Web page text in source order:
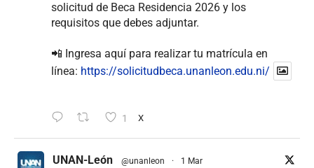
solicitud de Beca Residencia 2026 y los
requisitos que debes adjuntar.
📲 Ingresa aquí para realizar tu matrícula en
línea: https://solicitudbeca.unanleon.edu.ni/
1 X
UNAN-León @unanleon · 1 Mar